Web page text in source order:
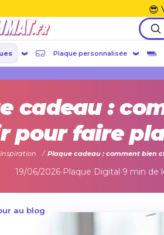
😎
Plaque personnalisée
cadeau :
pour faire
Inspiration Plaque cadeau : comment bien
19/06/2026•Plaque Digital•9 min de
au blog